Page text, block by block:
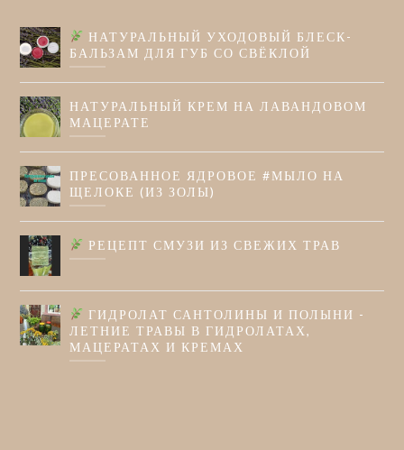
НАТУРАЛЬНЫЙ УХОДОВЫЙ БЛЕСК-
БАЛЬЗАМ ДЛЯ ГУБ СО СВЁКЛОЙ
НАТУРАЛЬНЫЙ КРЕМ НА ЛАВАНДОВОМ
МАЦЕРАТЕ
ПРЕСОВАННОЕ ЯДРОВОЕ #МЫЛО НА
ЩЕЛОКЕ (ИЗ ЗОЛЫ)
РЕЦЕПТ СМУЗИ ИЗ СВЕЖИХ ТРАВ
ГИДРОЛАТ САНТОЛИНЫ И ПОЛЫНИ -
ЛЕТНИЕ ТРАВЫ В ГИДРОЛАТАХ,
МАЦЕРАТАХ И КРЕМАХ